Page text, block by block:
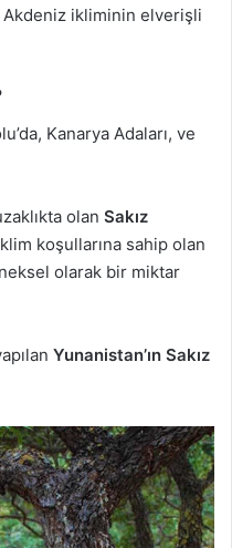
ikliminin elverişli
Kanarya Adaları, ve
olan Sakız
koşullarına sahip olan
olarak bir miktar
Yunanistan’ın Sakız